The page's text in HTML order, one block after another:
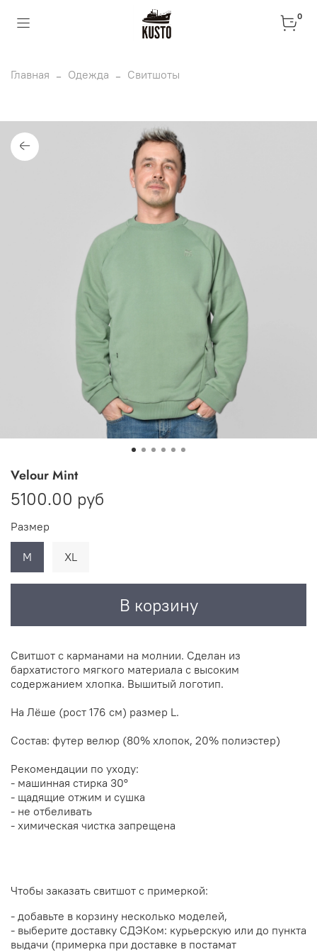
0
Главная Одежда Свитшоты
Velour Mint
5100.00 руб
В корзину
Размер
M XL
Свитшот с карманами на молнии. Сделан из
бархатистого мягкого материала с высоким
содержанием хлопка. Вышитый логотип.
На Лёше (рост 176 см) размер L.
Состав: футер велюр (80% хлопок, 20% полиэстер)
Рекомендации по уходу:
- машинная стирка 30°
- щадящие отжим и сушка
- не отбеливать
- химическая чистка запрещена
Чтобы заказать свитшот с примеркой:
- добавьте в корзину несколько моделей,
- выберите доставку СДЭКом: курьерскую или до пункта
выдачи (примерка при доставке в постамат